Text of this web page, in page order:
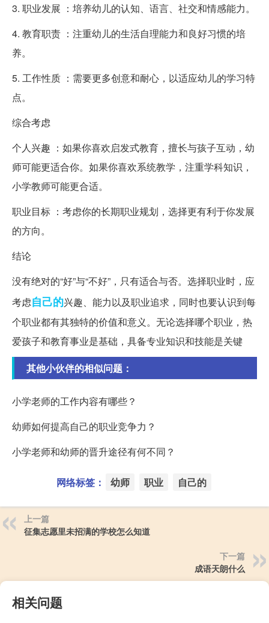
3. 职业发展 ：培养幼儿的认知、语言、社交和情感能力。
4. 教育职责 ：注重幼儿的生活自理能力和良好习惯的培
养。
5. 工作性质 ：需要更多创意和耐心，以适应幼儿的学习特
点。
综合考虑
个人兴趣 ：如果你喜欢启发式教育，擅长与孩子互动，幼
师可能更适合你。如果你喜欢系统教学，注重学科知识，
小学教师可能更合适。
职业目标 ：考虑你的长期职业规划，选择更有利于你发展
的方向。
结论
没有绝对的“好”与“不好”，只有适合与否。选择职业时，应
考虑自己的兴趣、能力以及职业追求，同时也要认识到每
个职业都有其独特的价值和意义。无论选择哪个职业，热
爱孩子和教育事业是基础，具备专业知识和技能是关键
其他小伙伴的相似问题：
小学老师的工作内容有哪些？
幼师如何提高自己的职业竞争力？
小学老师和幼师的晋升途径有何不同？
网络标签： 幼师 职业 自己的
上一篇
征集志愿里未招满的学校怎么知道
下一篇
成语天朗什么
相关问题